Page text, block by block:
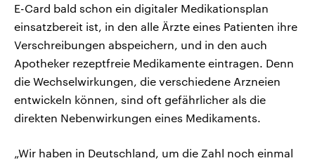
E-Card bald schon ein digitaler Medikationsplan
einsatzbereit ist, in den alle Ärzte eines Patienten ihre
Verschreibungen abspeichern, und in den auch
Apotheker rezeptfreie Medikamente eintragen. Denn
die Wechselwirkungen, die verschiedene Arzneien
entwickeln können, sind oft gefährlicher als die
direkten Nebenwirkungen eines Medikaments.
„Wir haben in Deutschland, um die Zahl noch einmal